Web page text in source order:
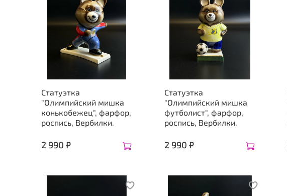
Статуэтка
"Олимпийский мишка
конькобежец", фарфор,
роспись, Вербилки.
2 990 ₽
Статуэтка
"Олимпийский мишка
футболист", фарфор,
роспись, Вербилки.
2 990 ₽